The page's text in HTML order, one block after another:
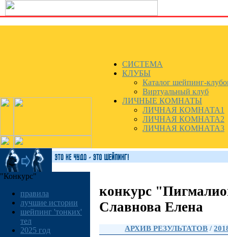
СИСТЕМА
КЛУБЫ
Каталог шейпинг-
Виртуальный клуб
ЛИЧНЫЕ КОМНАТЫ
ЛИЧНАЯ КОМНАТА1
ЛИЧНАЯ КОМНАТА2
ЛИЧНАЯ КОМНАТА3
"Конкурс"
правила
лучшие истории
шейпинг 'тонких'
тел
2025 год
конкурс
Славнова Елена
АРХИВ РЕЗУЛЬТАТОВ /